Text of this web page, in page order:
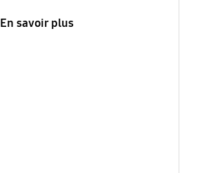
En savoir plus